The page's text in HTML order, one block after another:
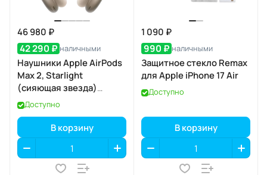
46 980 ₽
42 290 ₽ наличными
Наушники Apple AirPods
Max 2, Starlight
(сияющая звезда)
(MHWL4)
Доступно
В корзину
1 090 ₽
990 ₽ наличными
Защитное стекло Remax
для Apple iPhone 17 Air
Доступно
В корзину